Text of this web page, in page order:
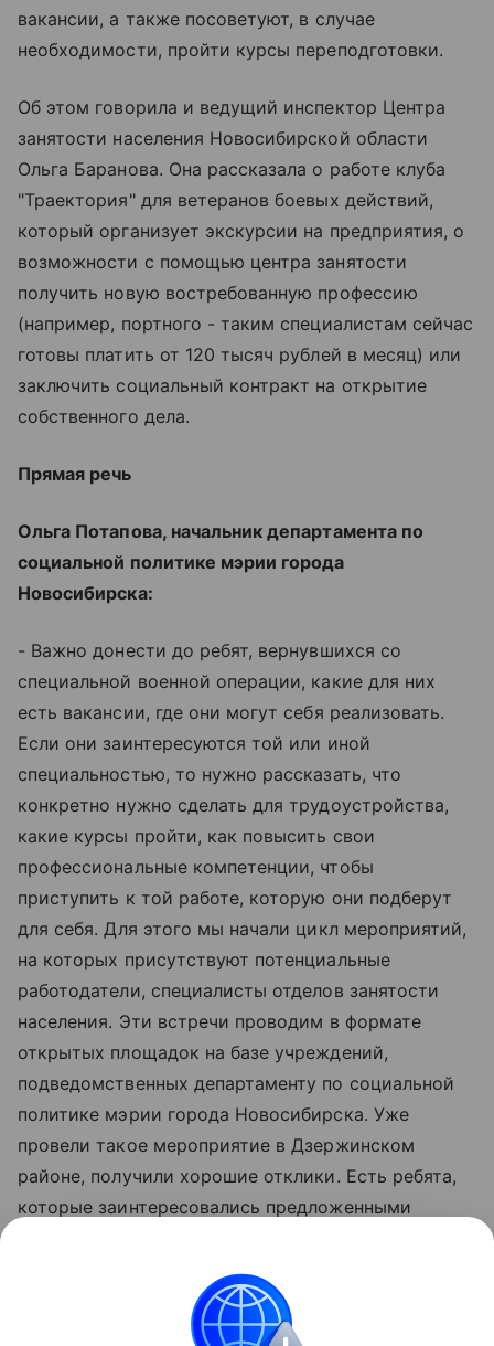
вакансии, а также посоветуют, в случае
необходимости, пройти курсы переподготовки.
Об этом говорила и ведущий инспектор Центра
занятости населения Новосибирской области
Ольга Баранова. Она рассказала о работе клуба
"Траектория" для ветеранов боевых действий,
который организует экскурсии на предприятия, о
возможности с помощью центра занятости
получить новую востребованную профессию
(например, портного - таким специалистам сейчас
готовы платить от 120 тысяч рублей в месяц) или
заключить социальный контракт на открытие
собственного дела.
Прямая речь
Ольга Потапова, начальник департамента по
социальной политике мэрии города
Новосибирска:
- Важно донести до ребят, вернувшихся со
специальной военной операции, какие для них
есть вакансии, где они могут себя реализовать.
Если они заинтересуются той или иной
специальностью, то нужно рассказать, что
конкретно нужно сделать для трудоустройства,
какие курсы пройти, как повысить свои
профессиональные компетенции, чтобы
приступить к той работе, которую они подберут
для себя. Для этого мы начали цикл мероприятий,
на которых присутствуют потенциальные
работодатели, специалисты отделов занятости
населения. Эти встречи проводим в формате
открытых площадок на базе учреждений,
подведомственных департаменту по социальной
политике мэрии города Новосибирска. Уже
провели такое мероприятие в Дзержинском
районе, получили хорошие отклики. Есть ребята,
которые заинтересовались предложенными
трудоустройства. В ближайшее время будет
проведена такая встреча в Ленинском районе, в
планах организовать их в каждом районе нашего